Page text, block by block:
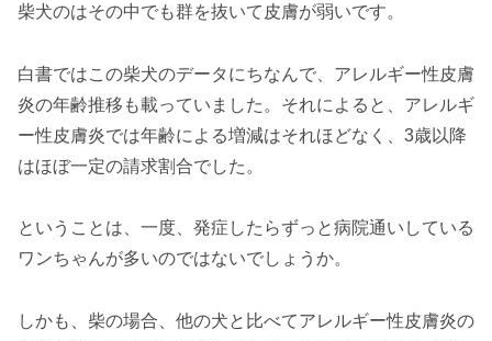
柴犬のはその中でも群を抜いて皮膚が弱いです。
白書ではこの柴犬のデータにちなんで、アレルギー性皮膚
炎の年齢推移も載っていました。それによると、アレルギ
ー性皮膚炎では年齢による増減はそれほどなく、3歳以降
はほぼ一定の請求割合でした。
ということは、一度、発症したらずっと病院通いしている
ワンちゃんが多いのではないでしょうか。
しかも、柴の場合、他の犬と比べてアレルギー性皮膚炎の